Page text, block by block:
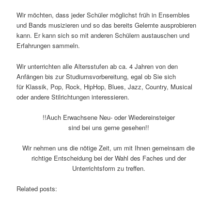
Wir möchten, dass jeder Schüler möglichst früh in Ensembles
und Bands musizieren und so das bereits Gelernte ausprobieren
kann. Er kann sich so mit anderen Schülern austauschen und
Erfahrungen sammeln.
Wir unterrichten alle Altersstufen ab ca. 4 Jahren von den
Anfängen bis zur Studiumsvorbereitung, egal ob Sie sich
für Klassik, Pop, Rock, HipHop, Blues, Jazz, Country, Musical
oder andere Stilrichtungen interessieren.
!!Auch Erwachsene Neu- oder Wiedereinsteiger
sind bei uns gerne gesehen!!
Wir nehmen uns die nötige Zeit, um mit Ihnen gemeinsam die
richtige Entscheidung bei der Wahl des Faches und der
Unterrichtsform zu treffen.
Related posts: